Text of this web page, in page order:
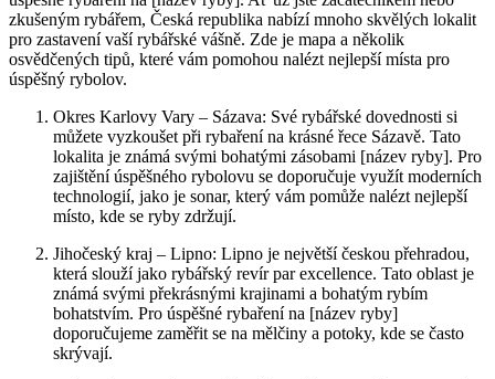
‌zkušeným‌ rybářem,⁢ Česká republika nabízí mnoho skvělých lokalit
pro zastavení vaší rybářské vášně. Zde je mapa a několik
osvědčených‍ tipů, které vám pomohou nalézt nejlepší místa pro
úspěšný rybolov.
Okres⁢ Karlovy Vary – Sázava: Své rybářské dovednosti si
můžete vyzkoušet při rybaření na⁢ krásné řece Sázavě. Tato
lokalita je⁤ známá svými bohatými zásobami [název ryby]. Pro
zajištění úspěšného ⁤rybolovu se‍ doporučuje ⁣využít moderních
technologií, jako je sonar, který vám pomůže nalézt nejlepší
místo, ⁣kde ⁣se ryby zdržují.
Jihočeský kraj – Lipno: Lipno je největší českou přehradou,
která slouží jako rybářský​ revír par excellence. Tato oblast je
známá svými překrásnými krajinami a bohatým rybím
bohatstvím. Pro úspěšné rybaření na [název ryby]
doporučujeme zaměřit se na mělčiny a potoky, kde se často
skrývají.